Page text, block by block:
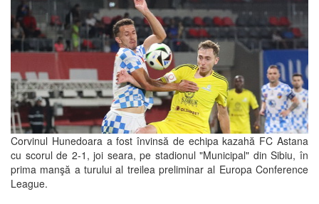
Corvinul Hunedoara a fost învinsă de echipa kazahă FC Astana
cu scorul de 2-1, joi seara, pe stadionul "Municipal" din Sibiu, în
prima manşă a turului al treilea preliminar al Europa Conference
League.